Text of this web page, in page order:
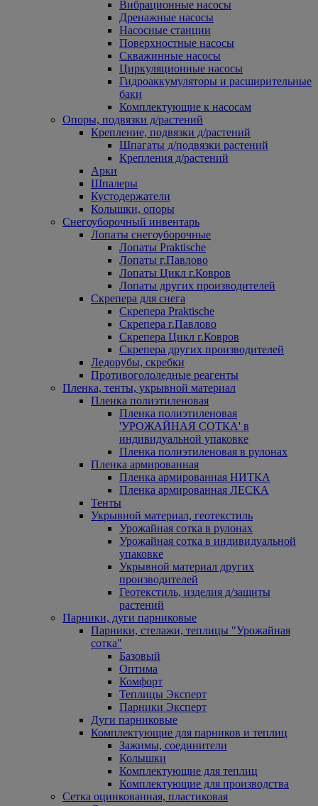
Вибрационные насосы
Дренажные насосы
Насосные станции
Поверхностные насосы
Скважинные насосы
Циркуляционные насосы
Гидроаккумуляторы и расширительные
баки
Комплектующие к насосам
Опоры, подвязки д/растений
Крепление, подвязки д/растений
Шпагаты д/подвязки растений
Крепления д/растений
Арки
Шпалеры
Кустодержатели
Колышки, опоры
Снегоуборочный инвентарь
Лопаты снегоуборочные
Лопаты Praktische
Лопаты г.Павлово
Лопаты Цикл г.Ковров
Лопаты других производителей
Скрепера для снега
Скрепера Praktische
Скрепера г.Павлово
Скрепера Цикл г.Ковров
Скрепера других производителей
Ледорубы, скребки
Противогололедные реагенты
Пленка, тенты, укрывной материал
Пленка полиэтиленовая
Пленка полиэтиленовая
'УРОЖАЙНАЯ СОТКА' в
индивидуальной упаковке
Пленка полиэтиленовая в рулонах
Пленка армированная
Пленка армированная НИТКА
Пленка армированная ЛЕСКА
Тенты
Укрывной материал, геотекстиль
Урожайная сотка в рулонах
Урожайная сотка в индивидуальной
упаковке
Укрывной материал других
производителей
Геотекстиль, изделия д/защиты
растений
Парники, дуги парниковые
Парники, стелажи, теплицы "Урожайная
сотка"
Базовый
Оптима
Комфорт
Теплицы Эксперт
Парники Эксперт
Дуги парниковые
Комплектующие для парников и теплиц
Зажимы, соединители
Колышки
Комплектующие для теплиц
Комплектующие для производства
Сетка оцинкованная, пластиковая